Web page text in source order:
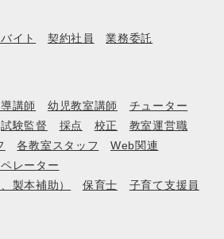
イト 契約社員 業務委託
講師 幼児教室講師
チューター
試験監督 採点 校正
教室運営職
各教室スタッフ
Web関連
レーター
製本補助）
保育士 子育て支援員